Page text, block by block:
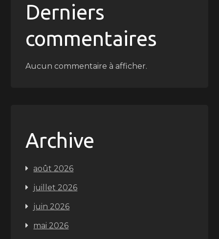
Derniers
commentaires
Aucun commentaire à afficher.
Archive
août 2026
juillet 2026
juin 2026
mai 2026